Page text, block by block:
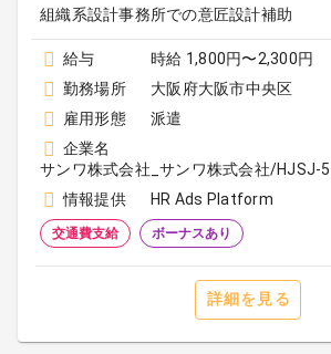
組織系設計事務所での意匠設計補助
給与
時給 1,800円〜2,300円
勤務場所
大阪府大阪市中央区
雇用形態
派遣
企業名
サンワ株式会社_サンワ株式会社/HJSJ-
情報提供
HR Ads Platform
交通費支給 ボーナスあり
詳細を見る